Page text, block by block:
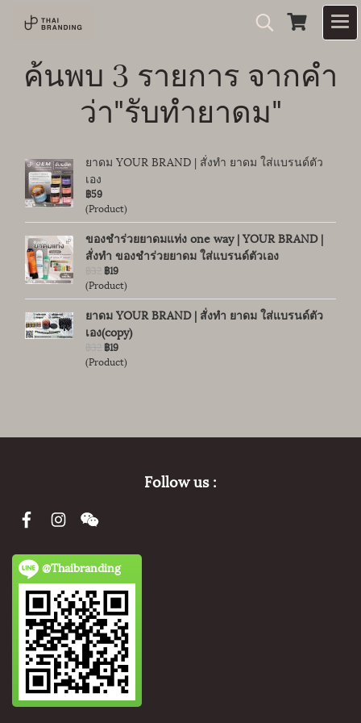
ค้นพบ 3 รายการ จากคำ
ว่า"รับทำยาดม"
ยาดม YOUR BRAND | สั่งทำ ยาดม ใส่แบรนด์ตัว
เอง
฿59
(Product)
ของชำร่วยยาดมแท่ง one way | YOUR BRAND |
สั่งทำ ของชำร่วยยาดม ใส่แบรนด์ตัวเอง
฿19
(Product)
ยาดม YOUR BRAND | สั่งทำ ยาดม ใส่แบรนด์ตัว
เอง(copy)
฿19
(Product)
Follow us :
@Thaibranding